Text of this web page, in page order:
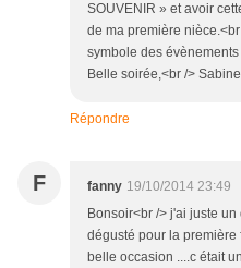
SOUVENIR » et avoir
de ma première
symbole des
Belle soirée,<br /> Sabine
Répondre
F fanny 19/10/2014 23:49
Bonsoir<br /> j'ai juste
dégusté pour la
belle occasion ....c était